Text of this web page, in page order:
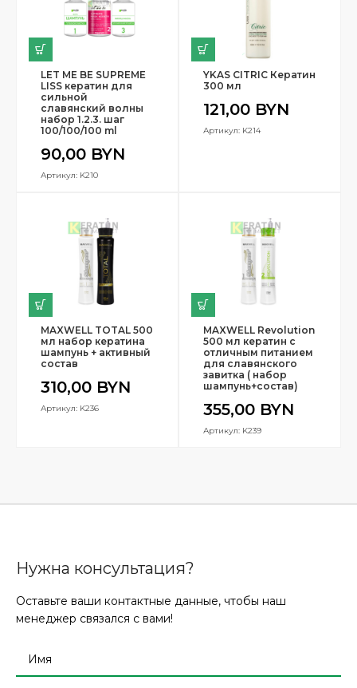
LET ME BE SUPREME
LISS кератин для
сильной
славянский волны
набор 1.2.3. шаг
100/100/100 ml
90,00 BYN
Артикул: K210
YKAS CITRIC Кератин
300 мл
121,00 BYN
Артикул: K214
MAXWELL TOTAL 500
мл набор кератина
шампунь + активный
состав
310,00 BYN
Артикул: K236
MAXWELL Revolution
500 мл кератин с
отличным питанием
для славянского
завитка ( набор
шампунь+состав)
355,00 BYN
Артикул: K239
Нужна консультация?
Оставьте ваши контактные данные, чтобы наш
менеджер связался с вами!